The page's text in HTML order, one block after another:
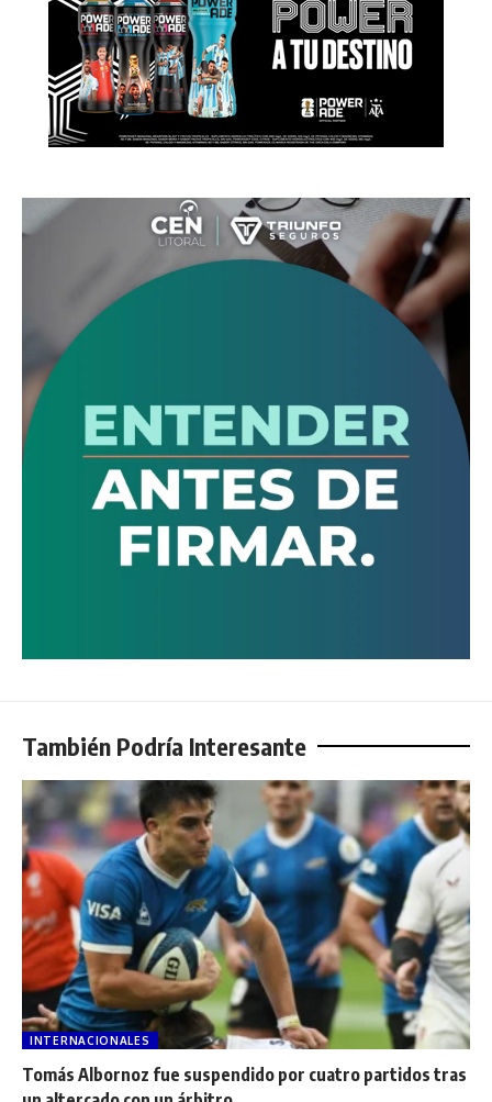
También Podría Interesante
INTERNACIONALES
Tomás Albornoz fue suspendido por cuatro partidos tras